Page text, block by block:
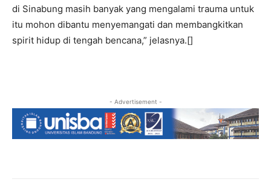
di Sinabung masih banyak yang mengalami trauma untuk
itu mohon dibantu menyemangati dan membangkitkan
spirit hidup di tengah bencana,” jelasnya.[]
- Advertisement -